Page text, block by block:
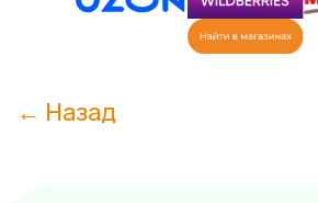
← Назад